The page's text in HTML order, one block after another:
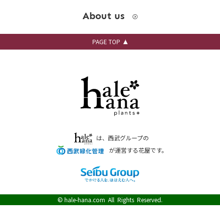
About us
PAGE TOP
は、西武グループの
が運営する花屋です。
© hale-hana.com All Rights Reserved.